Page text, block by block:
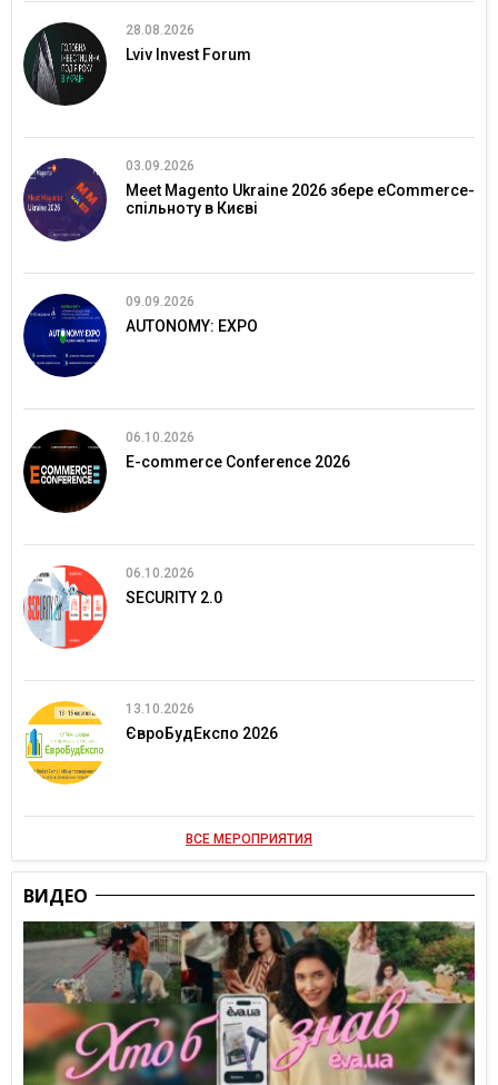
28.08.2026
Lviv Invest Forum
03.09.2026
Meet Magento Ukraine 2026 збере eCommerce-
спільноту в Києві
09.09.2026
AUTONOMY: EXPO
06.10.2026
E-commerce Conference 2026
06.10.2026
SECURITY 2.0
13.10.2026
ЄвроБудЕкспо 2026
ВСЕ МЕРОПРИЯТИЯ
ВИДЕО